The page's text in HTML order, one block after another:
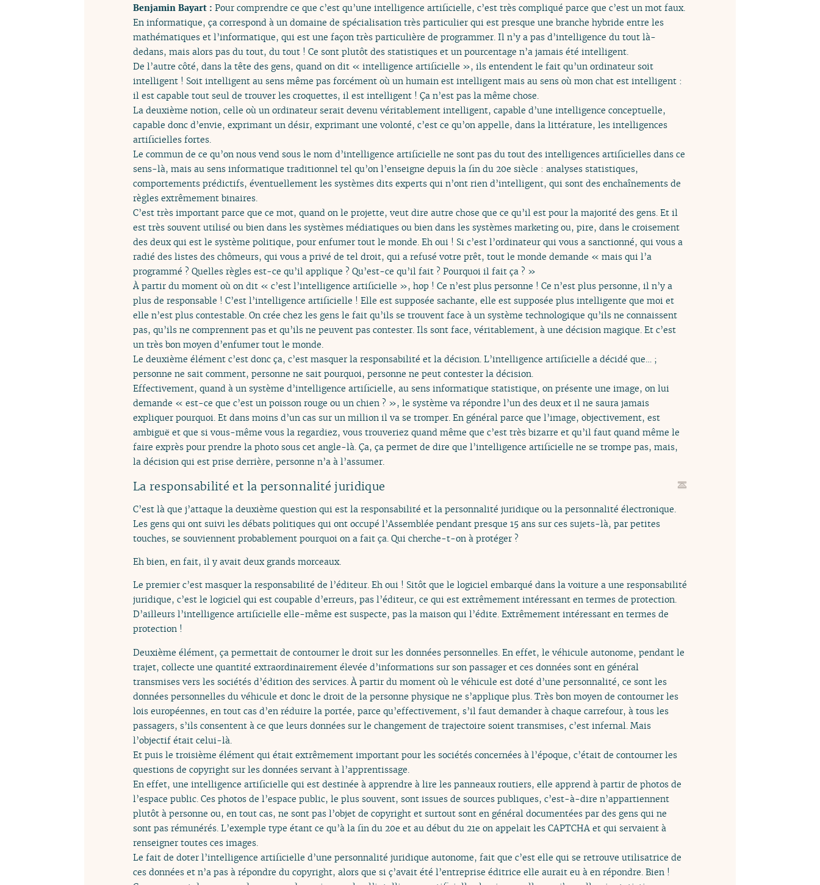
Benjamin Bayart : Pour comprendre ce que c’est qu’une intelligence artificielle, c’est très compliqué parce que c’est un mot faux.
En informatique, ça correspond à un domaine de spécialisation très particulier qui est presque une branche hybride entre les
mathématiques et l’informatique, qui est une façon très particulière de programmer. Il n’y a pas d’intelligence du tout là-
dedans, mais alors pas du tout, du tout ! Ce sont plutôt des statistiques et un pourcentage n’a jamais été intelligent.
De l’autre côté, dans la tête des gens, quand on dit « intelligence artificielle », ils entendent le fait qu’un ordinateur soit
intelligent ! Soit intelligent au sens même pas forcément où un humain est intelligent mais au sens où mon chat est intelligent :
il est capable tout seul de trouver les croquettes, il est intelligent ! Ça n’est pas la même chose.
La deuxième notion, celle où un ordinateur serait devenu véritablement intelligent, capable d’une intelligence conceptuelle,
capable donc d’envie, exprimant un désir, exprimant une volonté, c’est ce qu’on appelle, dans la littérature, les intelligences
artificielles fortes.
Le commun de ce qu’on nous vend sous le nom d’intelligence artificielle ne sont pas du tout des intelligences artificielles dans ce
sens-là, mais au sens informatique traditionnel tel qu’on l’enseigne depuis la fin du 20e siècle : analyses statistiques,
comportements prédictifs, éventuellement les systèmes dits experts qui n’ont rien d’intelligent, qui sont des enchaînements de
règles extrêmement binaires.
C’est très important parce que ce mot, quand on le projette, veut dire autre chose que ce qu’il est pour la majorité des gens. Et il
est très souvent utilisé ou bien dans les systèmes médiatiques ou bien dans les systèmes marketing ou, pire, dans le croisement
des deux qui est le système politique, pour enfumer tout le monde. Eh oui ! Si c’est l’ordinateur qui vous a sanctionné, qui vous a
radié des listes des chômeurs, qui vous a privé de tel droit, qui a refusé votre prêt, tout le monde demande « mais qui l’a
programmé ? Quelles règles est-ce qu’il applique ? Qu’est-ce qu’il fait ? Pourquoi il fait ça ? »
À partir du moment où on dit « c’est l’intelligence artificielle », hop ! Ce n’est plus personne ! Ce n’est plus personne, il n’y a
plus de responsable ! C’est l’intelligence artificielle ! Elle est supposée sachante, elle est supposée plus intelligente que moi et
elle n’est plus contestable. On crée chez les gens le fait qu’ils se trouvent face à un système technologique qu’ils ne connaissent
pas, qu’ils ne comprennent pas et qu’ils ne peuvent pas contester. Ils sont face, véritablement, à une décision magique. Et c’est
un très bon moyen d’enfumer tout le monde.
Le deuxième élément c’est donc ça, c’est masquer la responsabilité et la décision. L’intelligence artificielle a décidé que… ;
personne ne sait comment, personne ne sait pourquoi, personne ne peut contester la décision.
Effectivement, quand à un système d’intelligence artificielle, au sens informatique statistique, on présente une image, on lui
demande « est-ce que c’est un poisson rouge ou un chien ? », le système va répondre l’un des deux et il ne saura jamais
expliquer pourquoi. Et dans moins d’un cas sur un million il va se tromper. En général parce que l’image, objectivement, est
ambiguë et que si vous-même vous la regardiez, vous trouveriez quand même que c’est très bizarre et qu’il faut quand même le
faire exprès pour prendre la photo sous cet angle-là. Ça, ça permet de dire que l’intelligence artificielle ne se trompe pas, mais,
la décision qui est prise derrière, personne n’a à l’assumer.
La responsabilité et la personnalité juridique
C’est là que j’attaque la deuxième question qui est la responsabilité et la personnalité juridique ou la personnalité électronique.
Les gens qui ont suivi les débats politiques qui ont occupé l’Assemblée pendant presque 15 ans sur ces sujets-là, par petites
touches, se souviennent probablement pourquoi on a fait ça. Qui cherche-t-on à protéger ?
Eh bien, en fait, il y avait deux grands morceaux.
Le premier c’est masquer la responsabilité de l’éditeur. Eh oui ! Sitôt que le logiciel embarqué dans la voiture a une responsabilité
juridique, c’est le logiciel qui est coupable d’erreurs, pas l’éditeur, ce qui est extrêmement intéressant en termes de protection.
D’ailleurs l’intelligence artificielle elle-même est suspecte, pas la maison qui l’édite. Extrêmement intéressant en termes de
protection !
Deuxième élément, ça permettait de contourner le droit sur les données personnelles. En effet, le véhicule autonome, pendant le
trajet, collecte une quantité extraordinairement élevée d’informations sur son passager et ces données sont en général
transmises vers les sociétés d’édition des services. À partir du moment où le véhicule est doté d’une personnalité, ce sont les
données personnelles du véhicule et donc le droit de la personne physique ne s’applique plus. Très bon moyen de contourner les
lois européennes, en tout cas d’en réduire la portée, parce qu’effectivement, s’il faut demander à chaque carrefour, à tous les
passagers, s’ils consentent à ce que leurs données sur le changement de trajectoire soient transmises, c’est infernal. Mais
l’objectif était celui-là.
Et puis le troisième élément qui était extrêmement important pour les sociétés concernées à l’époque, c’était de contourner les
questions de copyright sur les données servant à l’apprentissage.
En effet, une intelligence artificielle qui est destinée à apprendre à lire les panneaux routiers, elle apprend à partir de photos de
l’espace public. Ces photos de l’espace public, le plus souvent, sont issues de sources publiques, c’est-à-dire n’appartiennent
plutôt à personne ou, en tout cas, ne sont pas l’objet de copyright et surtout sont en général documentées par des gens qui ne
sont pas rémunérés. L’exemple type étant ce qu’à la fin du 20e et au début du 21e on appelait les CAPTCHA et qui servaient à
renseigner toutes ces images.
Le fait de doter l’intelligence artificielle d’une personnalité juridique autonome, fait que c’est elle qui se retrouve utilisatrice de
ces données et n’a pas à répondre du copyright, alors que si ç’avait été l’entreprise éditrice elle aurait eu à en répondre. Bien !